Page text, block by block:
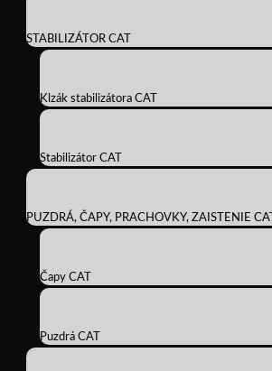
STABILIZÁTOR CAT
Klzák stabilizátora CAT
Stabilizátor CAT
PUZDRÁ, ČAPY, PRACHOVKY, ZAISTENIE CAT
Čapy CAT
Puzdrá CAT